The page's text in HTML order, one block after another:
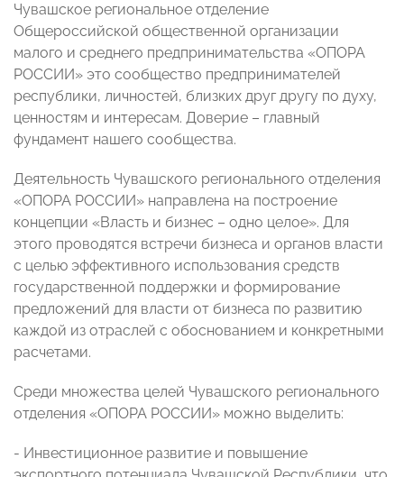
Чувашское региональное отделение
Общероссийской общественной организации
малого и среднего предпринимательства «ОПОРА
РОССИИ» это сообщество предпринимателей
республики, личностей, близких друг другу по духу,
ценностям и интересам. Доверие – главный
фундамент нашего сообщества.
Деятельность Чувашского регионального отделения
«ОПОРА РОССИИ» направлена на построение
концепции «Власть и бизнес – одно целое». Для
этого проводятся встречи бизнеса и органов власти
с целью эффективного использования средств
государственной поддержки и формирование
предложений для власти от бизнеса по развитию
каждой из отраслей с обоснованием и конкретными
расчетами.
Среди множества целей Чувашского регионального
отделения «ОПОРА РОССИИ» можно выделить:
- Инвестиционное развитие и повышение